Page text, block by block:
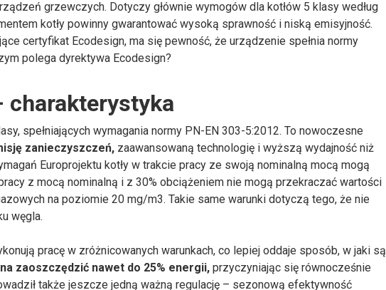
grzewczych. Dotyczy głównie wymogów dla kotłów 5 klasy według
kotły powinny gwarantować wysoką sprawność i niską emisyjność.
certyfikat Ecodesign, ma się pewność, że urządzenie spełnia normy
polega dyrektywa Ecodesign?
charakterystyka
spełniających wymagania normy PN-EN 303-5:2012. To nowoczesne
zanieczyszczeń, zaawansowaną technologię i wyższą wydajność niż
Europrojektu kotły w trakcie pracy ze swoją nominalną mocą mogą
z mocą nominalną i z 30% obciążeniem nie mogą przekraczać wartości
na poziomie 20 mg/m3. Takie same warunki dotyczą tego, że nie
węgla.
pracę w zróżnicowanych warunkach, co lepiej oddaje sposób, w jaki są
zaoszczędzić nawet do 25% energii,przyczyniając się równocześnie
także jeszcze jedną ważną regulację – sezonową efektywność